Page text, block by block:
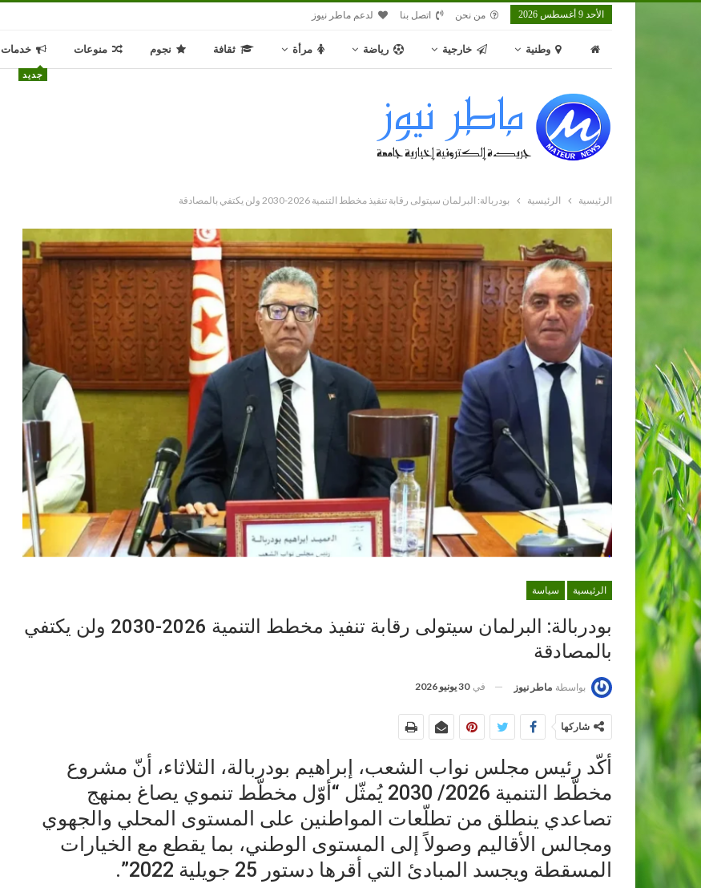
الأحد 9 أغسطس 2026 من نحن اتصل بنا لدعم ماطر نيوز
وطنية خارجية رياضة مرأة ثقافة نجوم منوعات خدمات
جديد
الرئيسية الرئيسية بودربالة: البرلمان سيتولى رقابة تنفيذ مخطط التنمية 2026-2030 ولن يكتفي بالمصادقة
الرئيسية سياسة
بودربالة: البرلمان سيتولى رقابة تنفيذ مخطط التنمية 2026-2030 ولن يكتفي
بالمصادقة
بواسطة ماطر نيوز في 30 يونيو 2026
شاركها
أكّد رئيس مجلس نواب الشعب، إبراهيم بودربالة، الثلاثاء، أنّ مشروع
مخطّط التنمية 2026/ 2030 يُمثّل “أوّل مخطّط تنموي يصاغ بمنهج
تصاعدي ينطلق من تطلّعات المواطنين على المستوى المحلي والجهوي
ومجالس الأقاليم وصولاً إلى المستوى الوطني، بما يقطع مع الخيارات
المسقطة ويجسد المبادئ التي أقرها دستور 25 جويلية 2022”.